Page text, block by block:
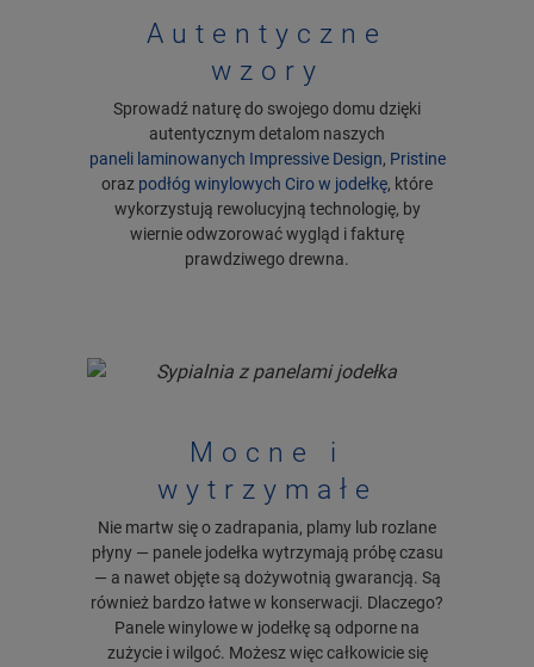
Autentyczne
wzory
Sprowadź naturę do swojego domu dzięki
autentycznym detalom naszych
paneli laminowanych Impressive Design, Pristine
oraz podłóg winylowych Ciro w jodełkę, które
wykorzystują rewolucyjną technologię, by
wiernie odwzorować wygląd i fakturę
prawdziwego drewna.
Mocne i
wytrzymałe
Nie martw się o zadrapania, plamy lub rozlane
płyny — panele jodełka wytrzymają próbę czasu
— a nawet objęte są dożywotnią gwarancją. Są
również bardzo łatwe w konserwacji. Dlaczego?
Panele winylowe w jodełkę są odporne na
zużycie i wilgoć. Możesz więc całkowicie się